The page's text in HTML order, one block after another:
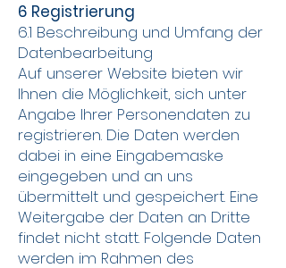
6 Registrierung
6.1 Beschreibung und Umfang der
Datenbearbeitung
Auf unserer Website bieten wir
Ihnen die Möglichkeit, sich unter
Angabe Ihrer Personendaten zu
registrieren. Die Daten werden
dabei in eine Eingabemaske
eingegeben und an uns
übermittelt und gespeichert. Eine
Weitergabe der Daten an Dritte
findet nicht statt. Folgende Daten
werden im Rahmen des